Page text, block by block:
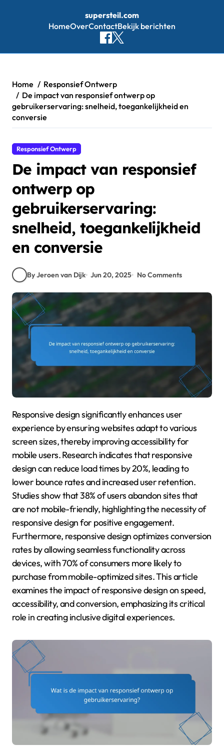
supersteil.com
HomeOverContactBekijk berichten
content
Home
Responsief Ontwerp
De impact van responsief ontwerp op
gebruikerservaring: snelheid, toegankelijkheid en
conversie
Responsief Ontwerp
De impact van responsief
ontwerp op
gebruikerservaring:
snelheid, toegankelijkheid
en conversie
By Jeroen van Dijk Jun 20, 2025 No Comments
Responsive design significantly enhances user
experience by ensuring websites adapt to various
screen sizes, thereby improving accessibility for
mobile users. Research indicates that responsive
design can reduce load times by 20%, leading to
lower bounce rates and increased user retention.
Studies show that 38% of users abandon sites that
are not mobile-friendly, highlighting the necessity of
responsive design for positive engagement.
Furthermore, responsive design optimizes conversion
rates by allowing seamless functionality across
devices, with 70% of consumers more likely to
purchase from mobile-optimized sites. This article
examines the impact of responsive design on speed,
accessibility, and conversion, emphasizing its critical
role in creating inclusive digital experiences.